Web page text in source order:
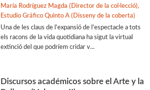
María Rodríguez Magda (Director de la col·lecció),
Estudio Gráfico Quinto A (Disseny de la coberta)
Una de les claus de l'expansió de l'espectacle a tots
els racons de la vida quotidiana ha sigut la virtual
extinció del que podríem cridar v...
Discursos académicos sobre el Arte y la